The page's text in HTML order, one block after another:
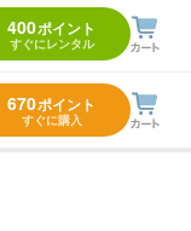
400ポイント
すぐにレンタル
670ポイント
すぐに購入